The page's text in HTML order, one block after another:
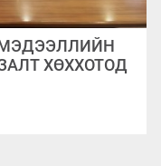
ХӨХХОТОД